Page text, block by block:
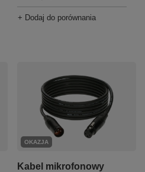
+ Dodaj do porównania
OKAZJA
Kabel mikrofonowy